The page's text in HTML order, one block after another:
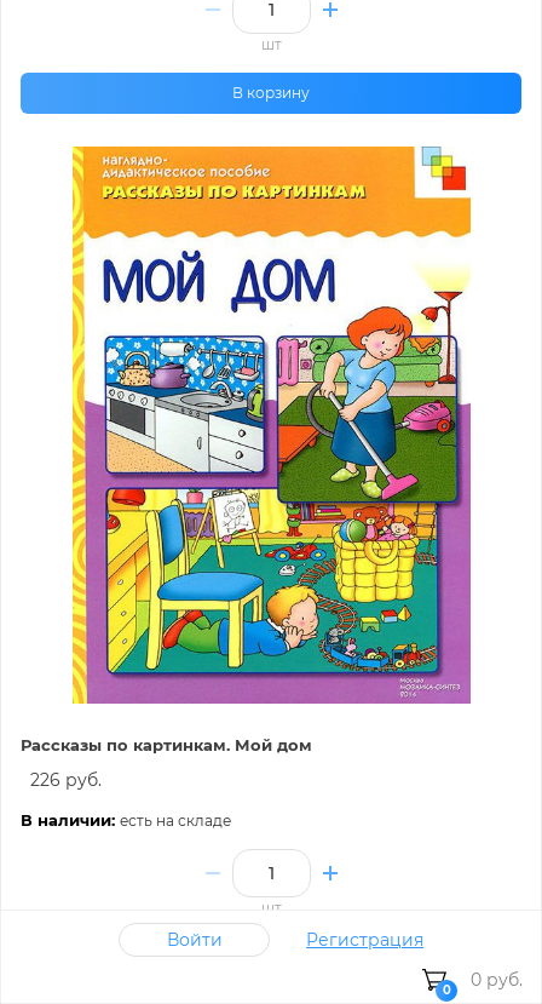
шт
В корзину
Рассказы по картинкам. Мой дом
226 руб.
В наличии: есть на складе
шт
В корзину
Войти Регистрация
0 0 руб.